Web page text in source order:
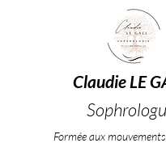
Claudie LE
Formée aux